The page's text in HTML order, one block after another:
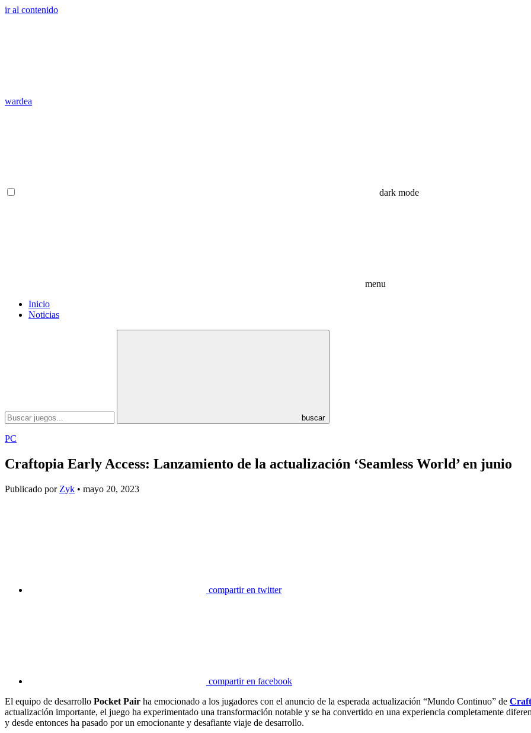
ir al contenido
wardea
dark mode
menu
Inicio
Noticias
buscar
PC
Craftopia Early Access: Lanzamiento de la actualización ‘Seamless World’ en junio
Publicado por Zyk • mayo 20, 2023
compartir en twitter
compartir en facebook
El equipo de desarrollo Pocket Pair ha emocionado a los jugadores con el anuncio de la esperada actualización “Mundo Continuo” de
actualización importante, el juego ha experimentado una transformación notable y se ha convertido en una experiencia completamente
y desde entonces ha pasado por un emocionante y desafiante viaje de desarrollo.